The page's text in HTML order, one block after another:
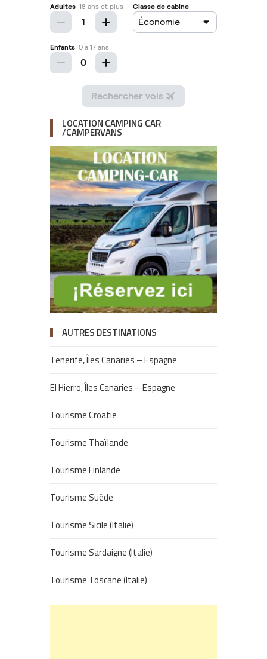
LOCATION CAMPING CAR
/CAMPERVANS
AUTRES DESTINATIONS
Tenerife, Îles Canaries – Espagne
El Hierro, Îles Canaries – Espagne
Tourisme Croatie
Tourisme Thaïlande
Tourisme Finlande
Tourisme Suède
Tourisme Sicile (Italie)
Tourisme Sardaigne (Italie)
Tourisme Toscane (Italie)